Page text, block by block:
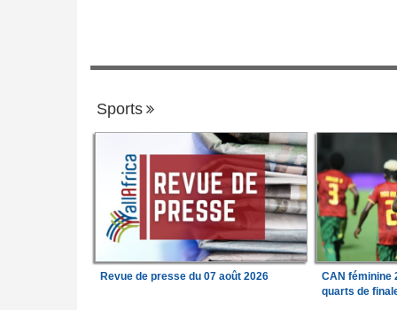
Sports
Revue de presse du 07 août 2026
CAN féminine
quarts de